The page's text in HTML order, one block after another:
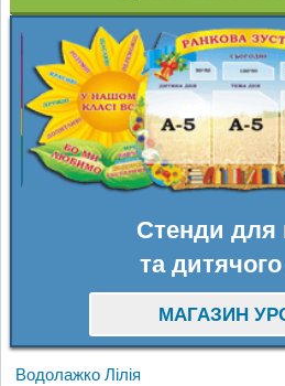
Стенди для
та
МАГАЗИН
Водолажко Лілія